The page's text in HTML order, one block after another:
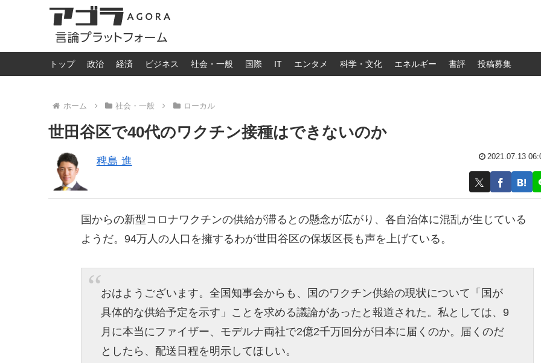
トップ 政治 経済 ビジネス 社会・一般 国際 IT エンタメ 科学・文化 エネルギー 書評 投稿募集
ホーム 社会・一般 ローカル
世田谷区で40代のワクチン接種はできないのか
稗島 進 2021.07.13
国からの新型コロナワクチンの供給が滞るとの懸念が広がり、各自治体に混乱が生じている
ようだ。94万人の人口を擁するわが世田谷区の保坂区長も声を上げている。
おはようございます。全国知事会からも、国のワクチン供給の現状について「国が
具体的な供給予定を示す」ことを求める議論があったと報道された。私としては、9
月に本当にファイザー、モデルナ両社で2億2千万回分が日本に届くのか。届くのだ
としたら、配送日程を明示してほしい。